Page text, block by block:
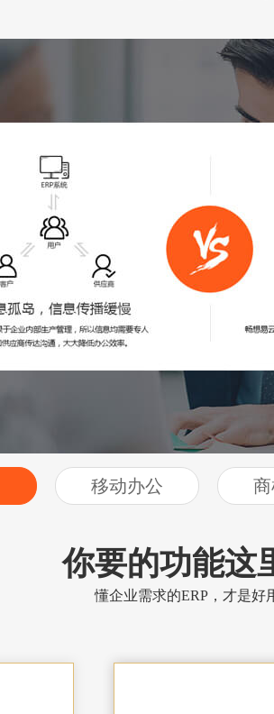
移动办公
你要的功能这
懂企业需求的ERP，才是好